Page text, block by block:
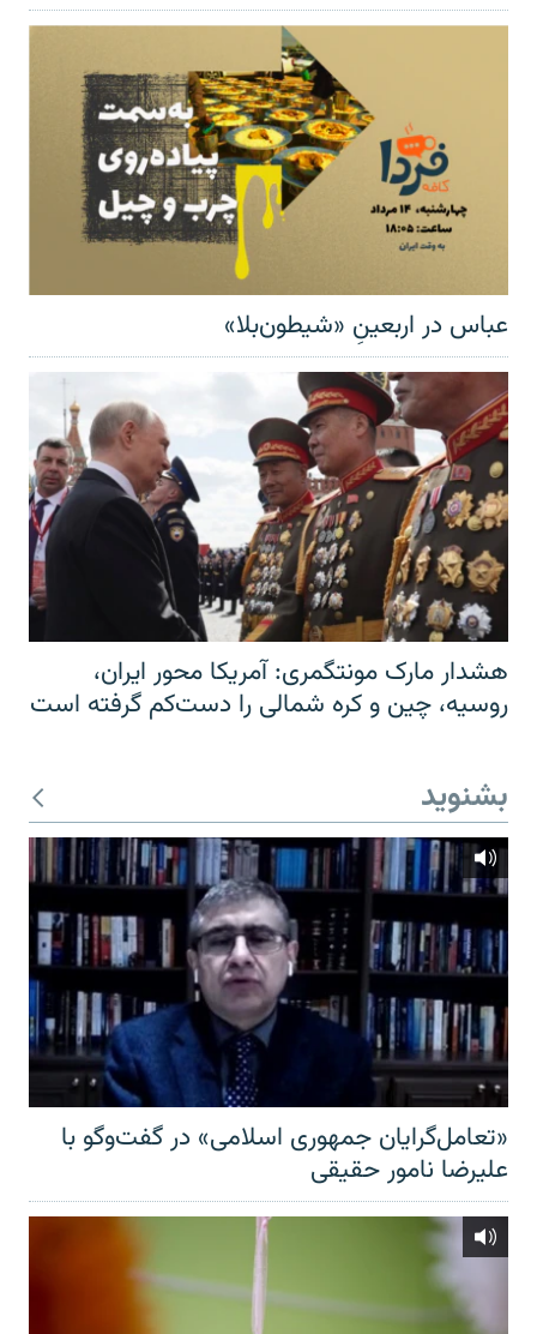
عباس در اربعینِ «شیطون‌بلا»
هشدار مارک مونتگمری: آمریکا محور ایران،
روسیه، چین و کره شمالی را دست‌کم گرفته است
بشنوید
«تعامل‌گرایان جمهوری اسلامی» در گفت‌وگو با
علیرضا نامور حقیقی